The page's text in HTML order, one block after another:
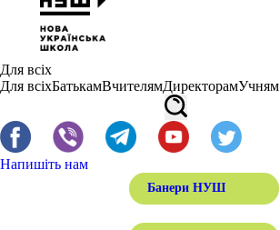
Для всіх
Для всіхБатькамВчителямДиректорамУчням
Напишіть нам
Банери НУШ